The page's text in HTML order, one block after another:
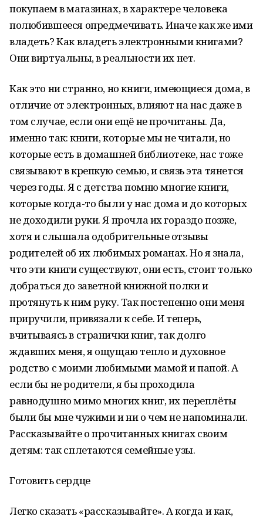
покупаем в магазинах, в характере человека
полюбившееся опредмечивать. Иначе как же ими
владеть? Как владеть электронными книгами?
Они виртуальны, в реальности их нет.
Как это ни странно, но книги, имеющиеся дома, в
отличие от электронных, влияют на нас даже в
том случае, если они ещё не прочитаны. Да,
именно так: книги, которые мы не читали, но
которые есть в домашней библиотеке, нас тоже
связывают в крепкую семью, и связь эта тянется
через годы. Я с детства помню многие книги,
которые когда-то были у нас дома и до которых
не доходили руки. Я прочла их гораздо позже,
хотя и слышала одобрительные отзывы
родителей об их любимых романах. Но я знала,
что эти книги существуют, они есть, стоит только
добраться до заветной книжной полки и
протянуть к ним руку. Так постепенно они меня
приручили, привязали к себе. И теперь,
вчитываясь в странички книг, так долго
ждавших меня, я ощущаю тепло и духовное
родство с моими любимыми мамой и папой. А
если бы не родители, я бы проходила
равнодушно мимо многих книг, их переплёты
были бы мне чужими и ни о чем не напоминали.
Рассказывайте о прочитанных книгах своим
детям: так сплетаются семейные узы.
Готовить сердце
Легко сказать «рассказывайте». А когда и как,